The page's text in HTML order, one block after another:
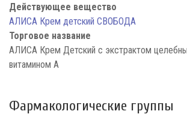
Действующее вещество
АЛИСА Крем детский СВОБОДА
Торговое название
АЛИСА Крем Детский с экстрактом
витамином А
Фармакологические группы